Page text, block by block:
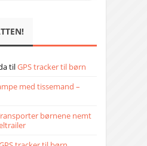
tilGPS tracker til børn
med tissemand –
børnene nemt